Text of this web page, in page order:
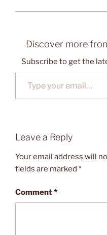
Discover more
Subscribe to get the
Type your email…
Leave a Reply
Your email address will
fields are marked *
Comment*